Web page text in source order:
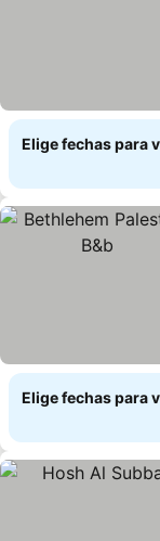
Elige fechas para
Elige fechas para